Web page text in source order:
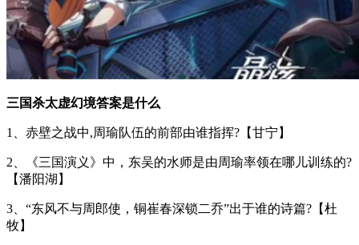
三国杀太虚幻境答案是什么
1、赤壁之战中,周瑜队伍的前部由谁指挥?【甘宁】
2、《三国演义》中，东吴的水师是由周瑜率领在哪儿训练的?
【潘阳湖】
3、“东风不与周郎使，铜崔春深锁二乔”出于谁的诗篇?【杜
牧】